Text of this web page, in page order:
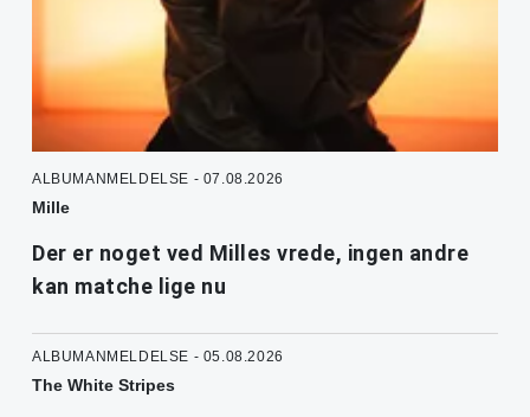
ALBUMANMELDELSE - 07.08.2026
Mille
Der er noget ved Milles vrede, ingen andre
kan matche lige nu
ALBUMANMELDELSE - 05.08.2026
The White Stripes